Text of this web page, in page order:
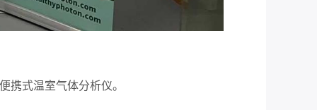
携式温室气体分析仪。